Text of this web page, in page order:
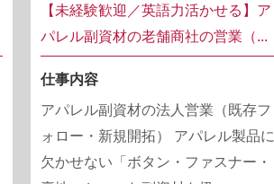
【未経験歓迎／英語力活かせる】ア
パレル副資材の老舗商社の営業（...
仕事内容
アパレル副資材の法人営業（既存フ
ォロー・新規開拓） アパレル製品に
欠かせない「ボタン・ファスナー・